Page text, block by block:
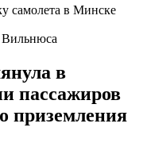
Вильнюса
в
пассажиров
приземления